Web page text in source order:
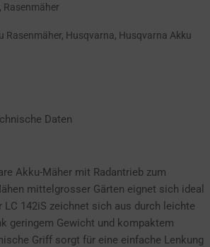
, Rasenmäher
Rasenmäher, Husqvarna, Husqvarna Akku
Daten
Akku-Mäher mit Radantrieb zum
mittelgrosser Gärten eignet sich ideal
LC 142iS zeichnet sich aus durch leichte
geringem Gewicht und kompaktem
Griff sorgt für eine einfache Lenkung